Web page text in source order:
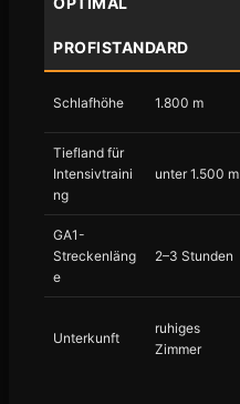
PROFISTANDARD
Schlafhöhe 1.800 m
Tiefland für
Intensivtraini
ng
unter 1.500 m
GA1-
Streckenläng
e
2–3 Stunden
Unterkunft
ruhiges
Zimmer